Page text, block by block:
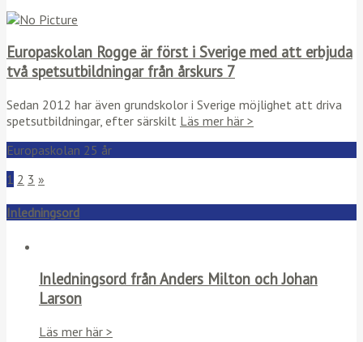
Europaskolan Rogge är först i Sverige med att erbjuda
två spetsutbildningar från årskurs 7
Sedan 2012 har även grundskolor i Sverige möjlighet att driva
spetsutbildningar, efter särskilt Läs mer här >
Europaskolan 25 år
1 2 3 »
Inledningsord
Inledningsord från Anders Milton och Johan
Larson
Läs mer här >